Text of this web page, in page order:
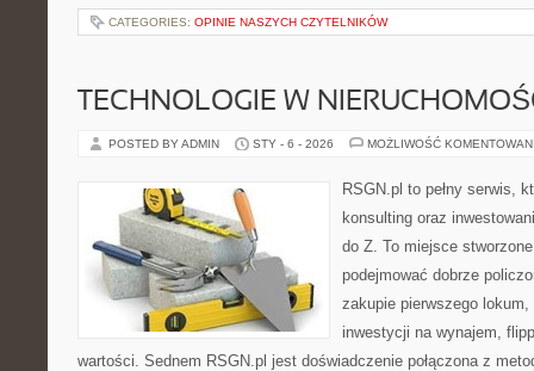
CATEGORIES: OPINIE NASZYCH CZYTELNIKÓW
TECHNOLOGIE W
POSTED BY ADMIN STY - 6 - 2026 MOŻLIWOŚĆ
RSGN.pl to pełny serwis,
konsulting oraz
do Z. To miejsce
podejmować dobrze
zakupie pierwszego
inwestycji na wynajem,
wartości. Sednem RSGN.pl jest doświadczenie połączona z